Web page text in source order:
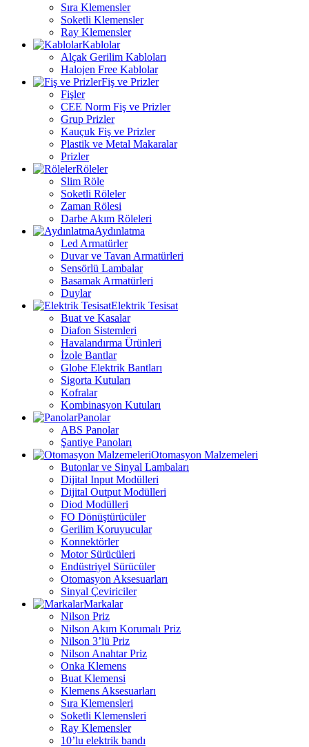
Sıra Klemensler
Soketli Klemensler
Ray Klemensler
Kablolar
Alçak Gerilim Kabloları
Halojen Free Kablolar
Fiş ve Prizler
Fişler
CEE Norm Fiş ve Prizler
Grup Prizler
Kauçuk Fiş ve Prizler
Plastik ve Metal Makaralar
Prizler
Röleler
Slim Röle
Soketli Röleler
Zaman Rölesi
Darbe Akım Röleleri
Aydınlatma
Led Armatürler
Duvar ve Tavan Armatürleri
Sensörlü Lambalar
Basamak Armatürleri
Duylar
Elektrik Tesisat
Buat ve Kasalar
Diafon Sistemleri
Havalandırma Ürünleri
İzole Bantlar
Globe Elektrik Bantları
Sigorta Kutuları
Kofralar
Kombinasyon Kutuları
Panolar
ABS Panolar
Şantiye Panoları
Otomasyon Malzemeleri
Butonlar ve Sinyal Lambaları
Dijital Input Modülleri
Dijital Output Modülleri
Diod Modülleri
FO Dönüştürücüler
Gerilim Koruyucular
Konnektörler
Motor Sürücüleri
Endüstriyel Sürücüler
Otomasyon Aksesuarları
Sinyal Çeviriciler
Markalar
Nilson Priz
Nilson Akım Korumalı Priz
Nilson 3’lü Priz
Nilson Anahtar Priz
Onka Klemens
Buat Klemensi
Klemens Aksesuarları
Sıra Klemensleri
Soketli Klemensleri
Ray Klemensler
10’lu elektrik bandı